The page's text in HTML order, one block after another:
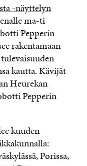
-näyttelyn
ma-ti
Pepperin
rakentamaan
kautta. Kävijät
Heurekan
Pepperin
kuuden
Porissa,